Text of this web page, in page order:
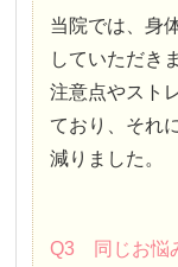
当院では、身
していただき
注意点やスト
ており、それ
減りました。
Q3 同じお悩